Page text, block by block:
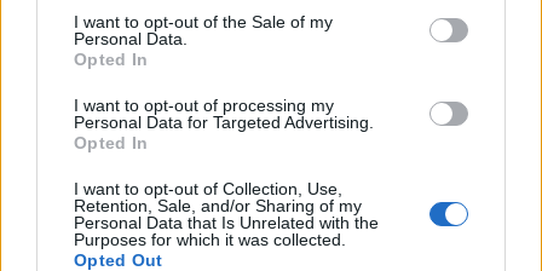
consent section.
I want to opt-out of the Sale of my
Personal Data.
Opted In
I want to opt-out of processing my
Personal Data for Targeted Advertising.
Opted In
I want to opt-out of Collection, Use,
Retention, Sale, and/or Sharing of my
Personal Data that Is Unrelated with the
Purposes for which it was collected.
Opted Out